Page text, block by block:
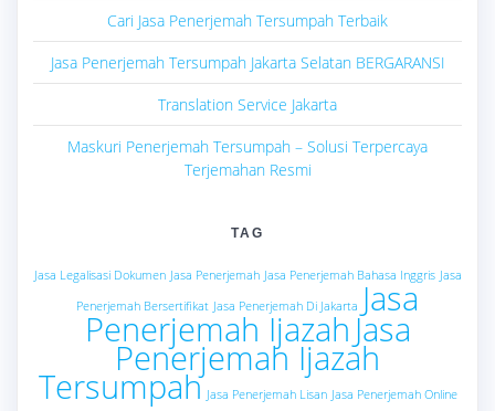
Cari Jasa Penerjemah Tersumpah Terbaik
Jasa Penerjemah Tersumpah Jakarta Selatan BERGARANSI
Translation Service Jakarta
Maskuri Penerjemah Tersumpah – Solusi Terpercaya
Terjemahan Resmi
TAG
Jasa Legalisasi Dokumen Jasa Penerjemah Jasa Penerjemah Bahasa Inggris Jasa
Penerjemah Bersertifikat Jasa Penerjemah Di Jakarta Jasa
Penerjemah Ijazah Jasa
Penerjemah Ijazah
Tersumpah Jasa Penerjemah Lisan Jasa Penerjemah Online